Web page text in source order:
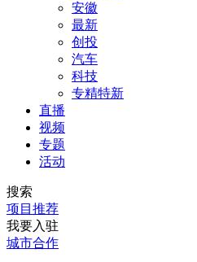
安徽
最新
创投
汽车
科技
专精特新
直播
视频
专题
活动
搜索
项目推荐
我要入驻
城市合作